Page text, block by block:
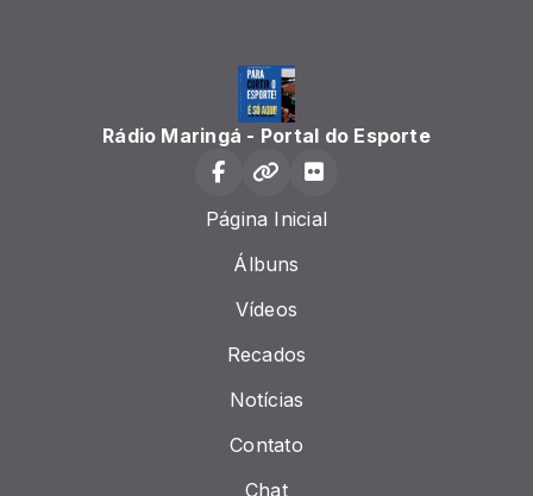
Rádio Maringá - Portal do Esporte
Página Inicial
Álbuns
Vídeos
Recados
Notícias
Contato
Chat